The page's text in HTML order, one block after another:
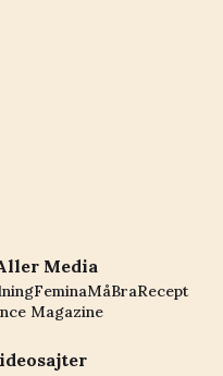
Media
FeminaMåBraRecept
Magazine